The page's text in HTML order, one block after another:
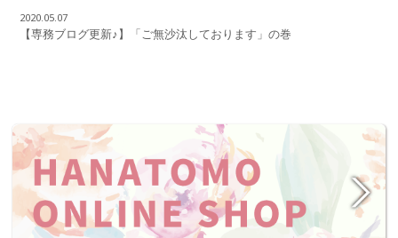
2020.05.07
【専務ブログ更新♪】「ご無沙汰しております」の巻